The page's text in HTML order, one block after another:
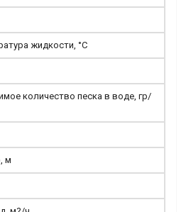
жидкости, °С
количество песка в воде, гр/
м